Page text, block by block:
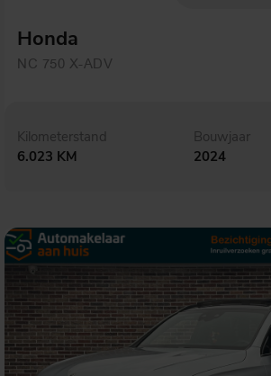
Honda
NC 750 X-ADV
Kilometerstand
6.023 KM
Bouwjaar
2024